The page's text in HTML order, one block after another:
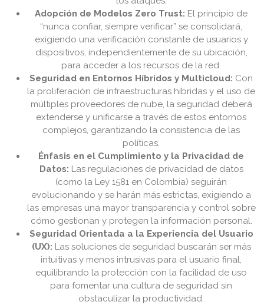
Adopción de Modelos Zero Trust: El principio de
“nunca confiar, siempre verificar” se consolidará,
exigiendo una verificación constante de usuarios y
dispositivos, independientemente de su ubicación,
para acceder a los recursos de la red.
Seguridad en Entornos Híbridos y Multicloud: Con
la proliferación de infraestructuras híbridas y el uso de
múltiples proveedores de nube, la seguridad deberá
extenderse y unificarse a través de estos entornos
complejos, garantizando la consistencia de las
políticas.
Énfasis en el Cumplimiento y la Privacidad de
Datos: Las regulaciones de privacidad de datos
(como la Ley 1581 en Colombia) seguirán
evolucionando y se harán más estrictas, exigiendo a
las empresas una mayor transparencia y control sobre
cómo gestionan y protegen la información personal.
Seguridad Orientada a la Experiencia del Usuario
(UX): Las soluciones de seguridad buscarán ser más
intuitivas y menos intrusivas para el usuario final,
equilibrando la protección con la facilidad de uso
para fomentar una cultura de seguridad sin
obstaculizar la productividad.